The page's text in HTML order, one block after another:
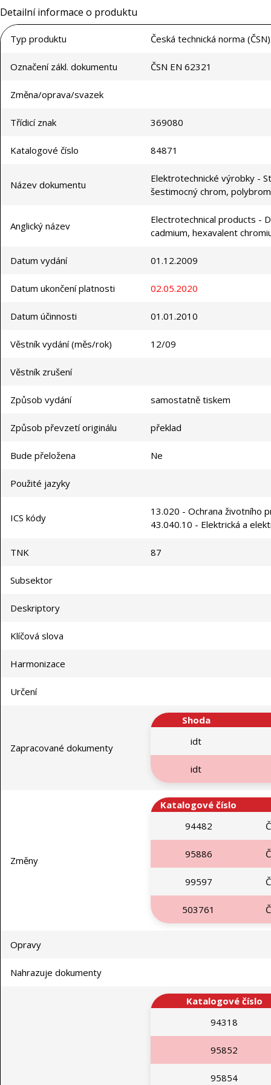
Detailní informace o produktu
Typ produktu Česká technická norma (ČSN)
Označení zákl. dokumentu ČSN EN 62321
Změna/oprava/svazek
Třídicí znak 369080
Katalogové číslo 84871
Název dokumentu
Elektrotechnické výrobky -
šestimocný chrom,
Anglický název
Electrotechnical products -
cadmium, hexavalent
Datum vydání 01.12.2009
Datum ukončení platnosti 02.05.2020
Datum účinnosti 01.01.2010
Věstník vydání (měs/rok) 12/09
Věstník zrušení
Způsob vydání samostatně tiskem
Způsob převzetí originálu překlad
Bude přeložena Ne
Použité jazyky
ICS kódy
13.020 - Ochrana životního
43.040.10 - Elektrická a
TNK 87
Subsektor
Deskriptory
Klíčová slova
Harmonizace
Určení
Zapracované dokumenty
Shoda
idt
idt
Změny
Katalogové číslo
94482
95886
99597
503761
Opravy
Nahrazuje dokumenty
Katalogové číslo
94318
95852
95854